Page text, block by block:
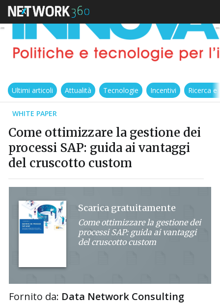
Ultimi articoli Attualità Tecnologie Incentivi Ricerca
WHITE PAPER
Come ottimizzare la gestione dei
processi SAP: guida ai vantaggi
del cruscotto custom
Scarica gratuitamente
Come ottimizzare la gestione dei
processi SAP: guida ai vantaggi
del cruscotto custom
Fornito da: Data Network Consulting